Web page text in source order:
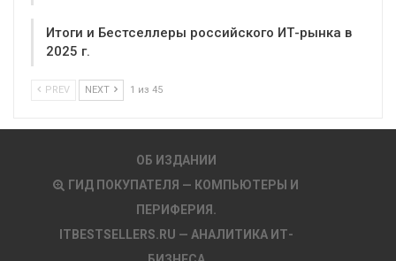
Итоги и Бестселлеры российского ИТ-рынка в
2025 г.
PREV NEXT 1 из 45
ОБ ИЗДАНИИ
ГИД ПОКУПАТЕЛЯ — КОМПЬЮТЕРЫ И
ПЕРИФЕРИЯ.
ITBESTSELLERS.RU — АНАЛИТИКА ИТ-